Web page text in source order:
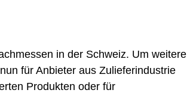
in der Schweiz. Um weitere
für Anbieter aus Zulieferindustrie
Produkten oder für